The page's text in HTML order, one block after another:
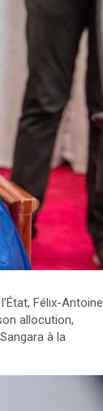
Félix-Antoine
allocution,
à la